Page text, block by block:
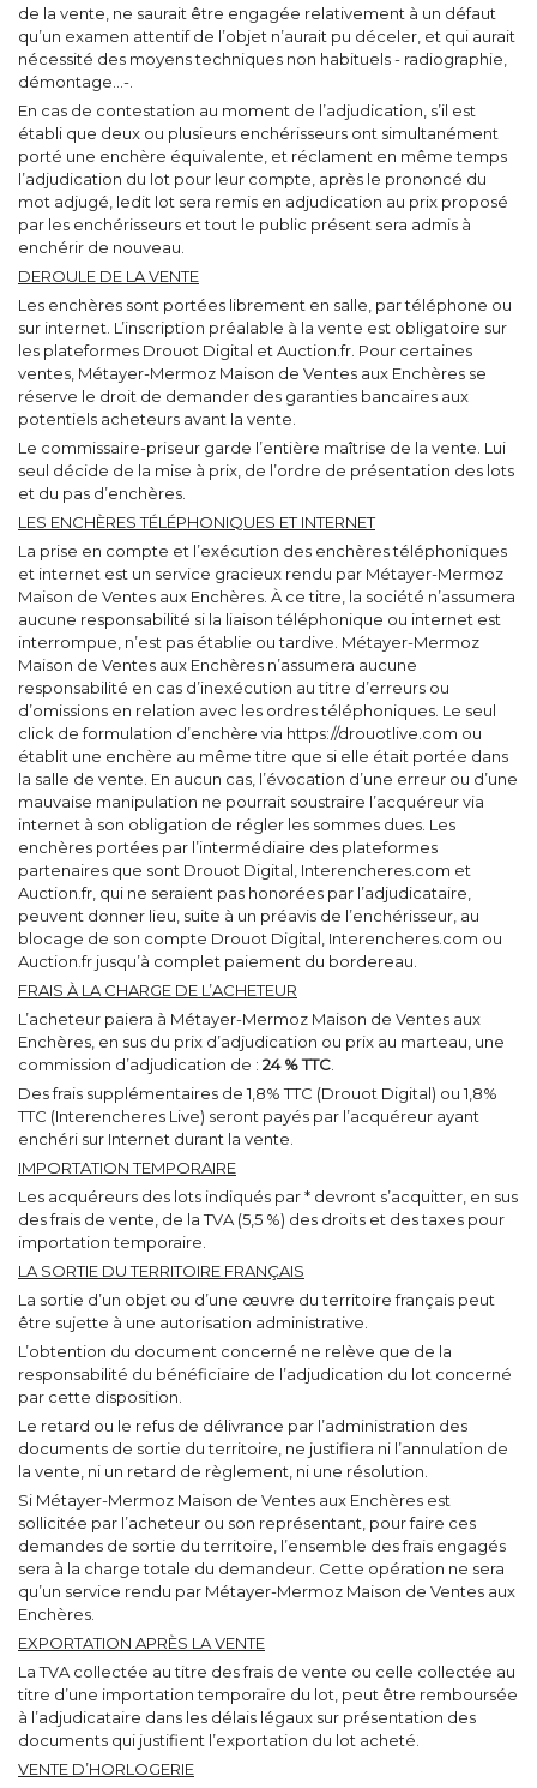
de la vente, ne saurait être engagée relativement à un défaut
qu’un examen attentif de l’objet n’aurait pu déceler, et qui aurait
nécessité des moyens techniques non habituels - radiographie,
démontage…-.
En cas de contestation au moment de l’adjudication, s’il est
établi que deux ou plusieurs enchérisseurs ont simultanément
porté une enchère équivalente, et réclament en même temps
l’adjudication du lot pour leur compte, après le prononcé du
mot adjugé, ledit lot sera remis en adjudication au prix proposé
par les enchérisseurs et tout le public présent sera admis à
enchérir de nouveau.
DEROULE DE LA VENTE
Les enchères sont portées librement en salle, par téléphone ou
sur internet. L’inscription préalable à la vente est obligatoire sur
les plateformes Drouot Digital et Auction.fr. Pour certaines
ventes, Métayer-Mermoz Maison de Ventes aux Enchères se
réserve le droit de demander des garanties bancaires aux
potentiels acheteurs avant la vente.
Le commissaire-priseur garde l’entière maîtrise de la vente. Lui
seul décide de la mise à prix, de l’ordre de présentation des lots
et du pas d’enchères.
LES ENCHÈRES TÉLÉPHONIQUES ET INTERNET
La prise en compte et l’exécution des enchères téléphoniques
et internet est un service gracieux rendu par Métayer-Mermoz
Maison de Ventes aux Enchères. À ce titre, la société n’assumera
aucune responsabilité si la liaison téléphonique ou internet est
interrompue, n’est pas établie ou tardive. Métayer-Mermoz
Maison de Ventes aux Enchères n’assumera aucune
responsabilité en cas d’inexécution au titre d’erreurs ou
d’omissions en relation avec les ordres téléphoniques. Le seul
click de formulation d’enchère via https://drouotlive.com ou
établit une enchère au même titre que si elle était portée dans
la salle de vente. En aucun cas, l’évocation d’une erreur ou d’une
mauvaise manipulation ne pourrait soustraire l’acquéreur via
internet à son obligation de régler les sommes dues. Les
enchères portées par l’intermédiaire des plateformes
partenaires que sont Drouot Digital, Interencheres.com et
Auction.fr, qui ne seraient pas honorées par l’adjudicataire,
peuvent donner lieu, suite à un préavis de l’enchérisseur, au
blocage de son compte Drouot Digital, Interencheres.com ou
Auction.fr jusqu’à complet paiement du bordereau.
FRAIS À LA CHARGE DE L’ACHETEUR
L’acheteur paiera à Métayer-Mermoz Maison de Ventes aux
Enchères, en sus du prix d’adjudication ou prix au marteau, une
commission d’adjudication de : 24 % TTC.
Des frais supplémentaires de 1,8% TTC (Drouot Digital) ou 1,8%
TTC (Interencheres Live) seront payés par l’acquéreur ayant
enchéri sur Internet durant la vente.
IMPORTATION TEMPORAIRE
Les acquéreurs des lots indiqués par * devront s’acquitter, en sus
des frais de vente, de la TVA (5,5 %) des droits et des taxes pour
importation temporaire.
LA SORTIE DU TERRITOIRE FRANÇAIS
La sortie d’un objet ou d’une œuvre du territoire français peut
être sujette à une autorisation administrative.
L’obtention du document concerné ne relève que de la
responsabilité du bénéficiaire de l’adjudication du lot concerné
par cette disposition.
Le retard ou le refus de délivrance par l’administration des
documents de sortie du territoire, ne justifiera ni l’annulation de
la vente, ni un retard de règlement, ni une résolution.
Si Métayer-Mermoz Maison de Ventes aux Enchères est
sollicitée par l’acheteur ou son représentant, pour faire ces
demandes de sortie du territoire, l’ensemble des frais engagés
sera à la charge totale du demandeur. Cette opération ne sera
qu’un service rendu par Métayer-Mermoz Maison de Ventes aux
Enchères.
EXPORTATION APRÈS LA VENTE
La TVA collectée au titre des frais de vente ou celle collectée au
titre d’une importation temporaire du lot, peut être remboursée
à l’adjudicataire dans les délais légaux sur présentation des
documents qui justifient l’exportation du lot acheté.
VENTE D’HORLOGERIE